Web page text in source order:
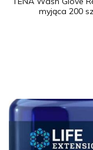
myjąca 200